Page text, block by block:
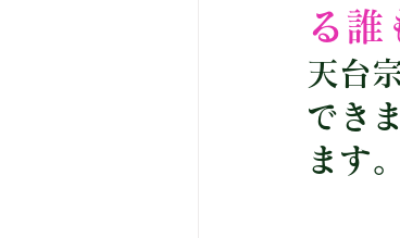
る 誰
天台
でき
ます。